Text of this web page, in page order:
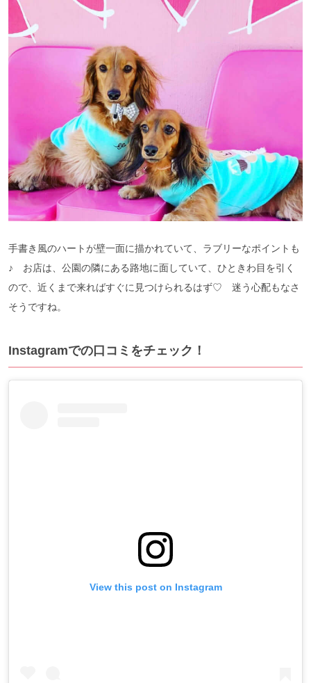
手書き風のハートが壁一面に描かれていて、ラブリーなポイントも
♪ お店は、公園の隣にある路地に面していて、ひときわ目を引く
ので、近くまで来ればすぐに見つけられるはず♡ 迷う心配もなさ
そうですね。
Instagramでの口コミをチェック！
View this post on Instagram